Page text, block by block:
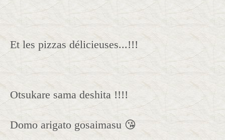
Et les pizzas délicieuses...!!!
Otsukare sama deshita !!!!
Domo arigato gosaimasu 😘